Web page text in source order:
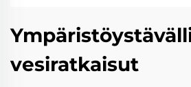
vesiratkaisut